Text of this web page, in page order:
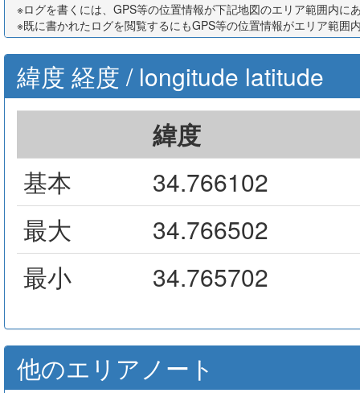
※ログを書くには、GPS等の位置情報が下記地図のエリア範囲内に
※既に書かれたログを閲覧するにもGPS等の位置情報がエリア範囲
緯度 経度 / longitude latitude
緯度
基本
34.766102
最大
34.766502
最小
34.765702
他のエリアノート